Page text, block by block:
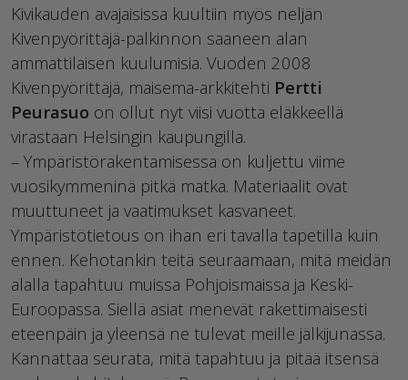
Kivikauden avajaisissa kuultiin myös neljän
Kivenpyörittäjä-palkinnon saaneen alan
ammattilaisen kuulumisia. Vuoden 2008
Kivenpyörittäjä, maisema-arkkitehti Pertti
Peurasuo on ollut nyt viisi vuotta eläkkeellä
virastaan Helsingin kaupungilla.
– Ympäristörakentamisessa on kuljettu viime
vuosikymmeninä pitkä matka. Materiaalit ovat
muuttuneet ja vaatimukset kasvaneet.
Ympäristötietous on ihan eri tavalla tapetilla kuin
ennen. Kehotankin teitä seuraamaan, mitä meidän
alalla tapahtuu muissa Pohjoismaissa ja Keski-
Euroopassa. Siellä asiat menevät rakettimaisesti
eteenpäin ja yleensä ne tulevat meille jälkijunassa.
Kannattaa seurata, mitä tapahtuu ja pitää itsensä